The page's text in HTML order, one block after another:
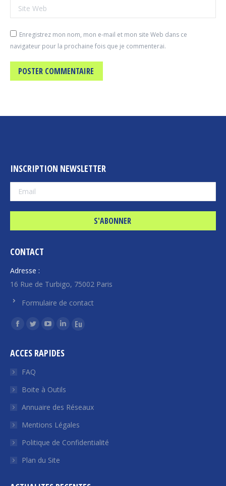
Site Web
Enregistrez mon nom, mon e-mail et mon site Web dans ce
navigateur pour la prochaine fois que je commenterai.
POSTER COMMENTAIRE
INSCRIPTION NEWSLETTER
CONTACT
Adresse :
16 Rue de Turbigo, 75002 Paris
Formulaire de contact
Trouvez nous sur :
La
Facebook
s'ouvre
une
nouvelle
fenêtre
La
Twitter
s'ouvre
une
nouvelle
fenêtre
La
YouTube
une
nouvelle
fenêtre
La
LinkedIn
une
nouvelle
fenêtre
La
nouvelle
fenêtre
ACCES RAPIDES
FAQ
Boite à Outils
Annuaire des Réseaux
Mentions Légales
Politique de Confidentialité
Plan du Site